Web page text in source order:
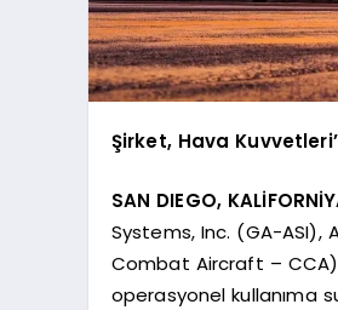
Şirket, Hava
SAN DIEGO,
Systems, Inc. (GA-ASI),
Combat Aircraft – CCA)
operasyonel kullanıma